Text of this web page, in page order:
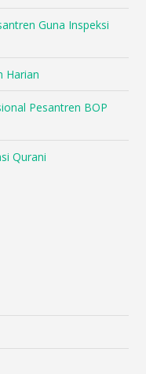
Guna Inspeksi
Harian
Pesantren BOP
Qurani